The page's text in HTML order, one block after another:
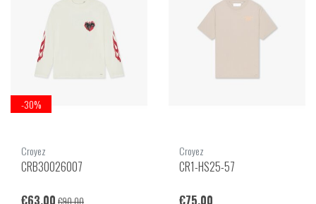
-30%
Croyez
CRB30026007
€63,00 €90,00
Croyez
CR1-HS25-57
€75,00